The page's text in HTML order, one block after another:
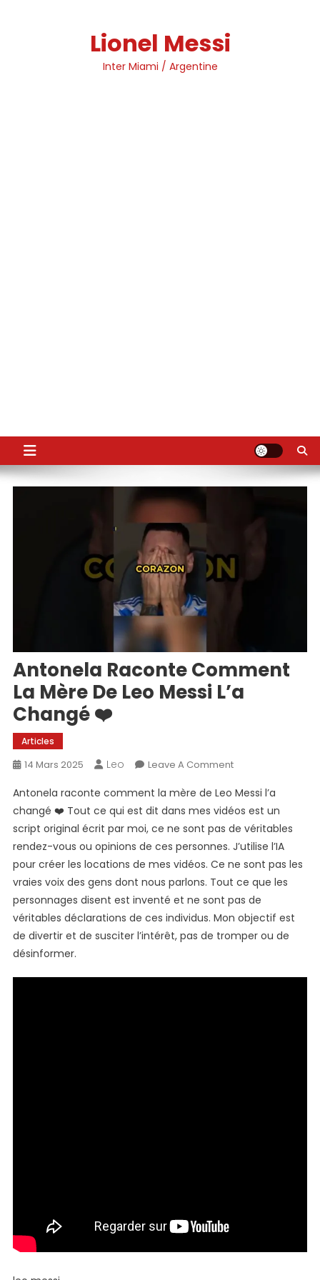
Lionel Messi
Inter Miami / Argentine
Antonela Raconte Comment
La Mère De Leo Messi L’a
Changé ❤️
Articles
14 Mars 2025 Leo Leave A CommentOn
Raconte
Comment
La
Mère
De
Leo
Messi
L’a
Changé
❤️
Antonela raconte comment la mère de Leo Messi l’a
changé ❤️ Tout ce qui est dit dans mes vidéos est un
script original écrit par moi, ce ne sont pas de véritables
rendez-vous ou opinions de ces personnes. J’utilise l’IA
pour créer les locations de mes vidéos. Ce ne sont pas les
vraies voix des gens dont nous parlons. Tout ce que les
personnages disent est inventé et ne sont pas de
véritables déclarations de ces individus. Mon objectif est
de divertir et de susciter l’intérêt, pas de tromper ou de
désinformer.